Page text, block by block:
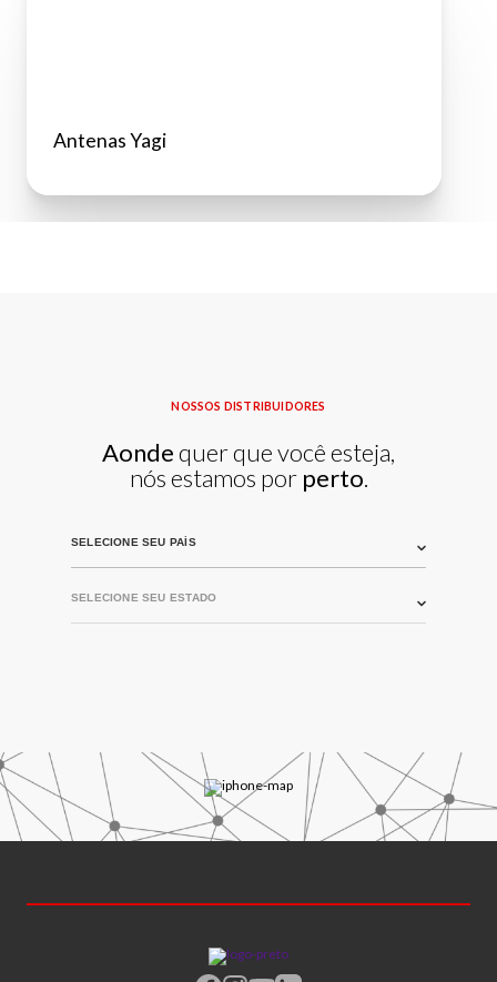
Antenas Yagi
NOSSOS DISTRIBUIDORES
Aondequer que você esteja,
nós estamos por perto.